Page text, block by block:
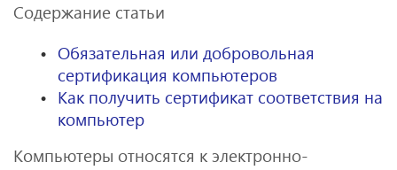
Содержание статьи
Обязательная или добровольная
сертификация компьютеров
Как получить сертификат соответствия на
компьютер
Компьютеры относятся к электронно-